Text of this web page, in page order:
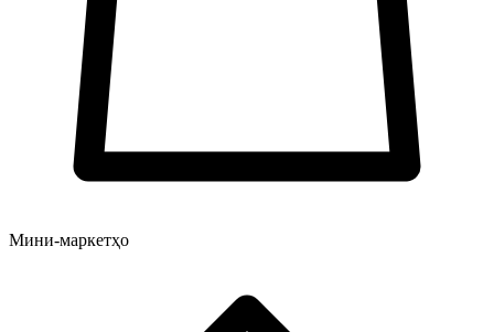
Мини-маркетҳо